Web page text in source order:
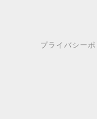
プライバシーポ